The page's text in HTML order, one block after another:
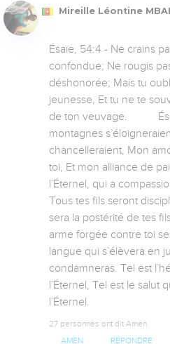
Mireille Léontine
Ésaïe, 54:4 - Ne crains
confondue; Ne rougis
déshonorée; Mais tu
jeunesse, Et tu ne te
de ton veuvage.
montagnes
chancelleraient, Mon
toi, Et mon alliance de
l`Éternel, qui a
Tous tes fils seront
sera la postérité de tes
arme forgée contre toi
langue qui s`élèvera en
condamneras. Tel est
l`Éternel, Tel est le salut
l`Éternel.
27 personnes ont dit Amen
AMEN RÉPONDRE